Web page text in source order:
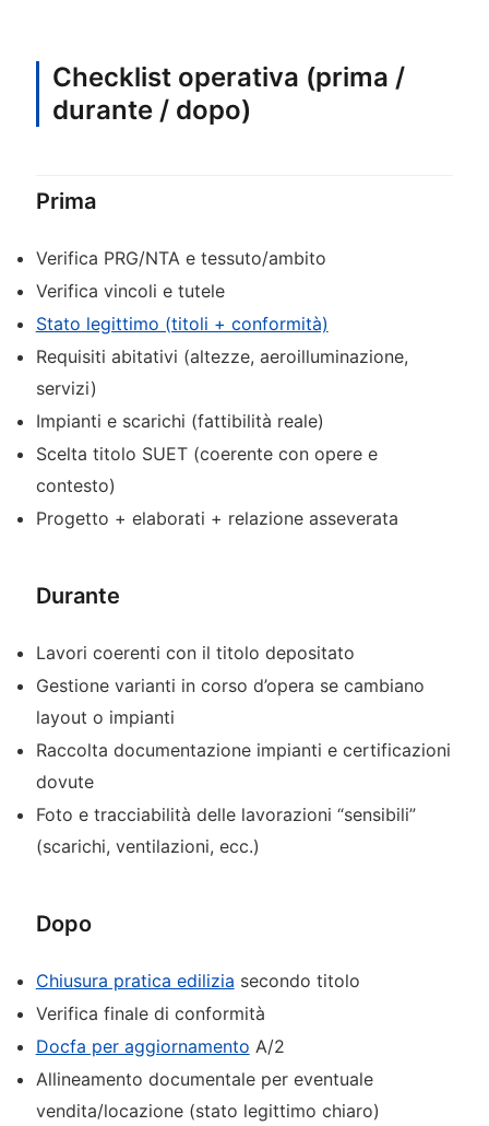
Checklist operativa (prima /
durante / dopo)
Prima
Verifica PRG/NTA e tessuto/ambito
Verifica vincoli e tutele
Stato legittimo (titoli + conformità)
Requisiti abitativi (altezze, aeroilluminazione,
servizi)
Impianti e scarichi (fattibilità reale)
Scelta titolo SUET (coerente con opere e
contesto)
Progetto + elaborati + relazione asseverata
Durante
Lavori coerenti con il titolo depositato
Gestione varianti in corso d’opera se cambiano
layout o impianti
Raccolta documentazione impianti e certificazioni
dovute
Foto e tracciabilità delle lavorazioni “sensibili”
(scarichi, ventilazioni, ecc.)
Dopo
Chiusura pratica edilizia secondo titolo
Verifica finale di conformità
Docfa per aggiornamento A/2
Allineamento documentale per eventuale
vendita/locazione (stato legittimo chiaro)